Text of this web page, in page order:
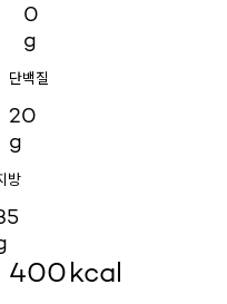
0
g
단백질
20
g
방
400kcal